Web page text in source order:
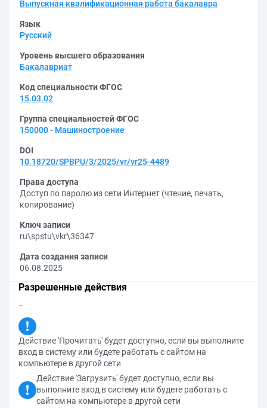
Выпускная квалификационная работа бакалавра
Язык
Русский
Уровень высшего образования
Бакалавриат
Код специальности ФГОС
15.03.02
Группа специальностей ФГОС
150000 - Машиностроение
DOI
10.18720/SPBPU/3/2025/vr/vr25-4489
Права доступа
Доступ по паролю из сети Интернет (чтение, печать,
копирование)
Ключ записи
ru\spstu\vkr\36347
Дата создания записи
06.08.2025
Разрешенные действия
–
Действие 'Прочитать' будет доступно, если вы выполните
вход в систему или будете работать с сайтом на
компьютере в другой сети
Действие 'Загрузить' будет доступно, если вы
выполните вход в систему или будете работать с
сайтом на компьютере в другой сети